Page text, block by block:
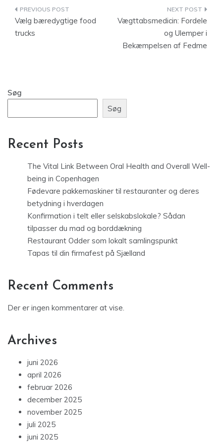
Indlægsnavigation
Vælg bæredygtige food
trucks
Vægttabsmedicin: Fordele
og Ulemper i
Bekæmpelsen af Fedme
Søg
Søg
Recent Posts
The Vital Link Between Oral Health and Overall Well-
being in Copenhagen
Fødevare pakkemaskiner til restauranter og deres
betydning i hverdagen
Konfirmation i telt eller selskabslokale? Sådan
tilpasser du mad og borddækning
Restaurant Odder som lokalt samlingspunkt
Tapas til din firmafest på Sjælland
Recent Comments
Der er ingen kommentarer at vise.
Archives
juni 2026
april 2026
februar 2026
december 2025
november 2025
juli 2025
juni 2025